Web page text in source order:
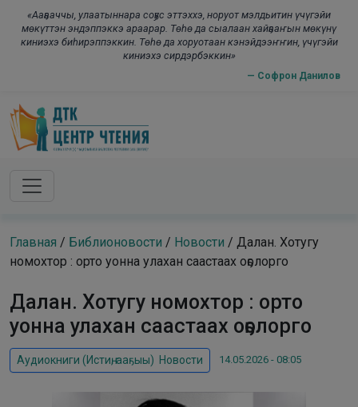
«Ааҕааччы, улаатыннара соҕус эттэххэ, норуот мэлдьитин үчүгэйи
мөкүттэн эндэппэккэ араарар. Төһө да сыалаан хайҕааҥын мөкүнү
киниэхэ биһирэппэккин. Төһө да хоруотаан кэнэйдээҥҥин, үчүгэйи
киниэхэ сирдэрбэккин»
— Софрон Данилов
Skip to main content
Главная / Библионовости / Новости / Далан. Хотугу
номохтор : орто уонна улахан саастаах оҕолорго
Далан. Хотугу номохтор : орто
уонна улахан саастаах оҕолорго
Аудиокниги (Истиҥ, ааҕыы) Новости 14.05.2026 - 08:05